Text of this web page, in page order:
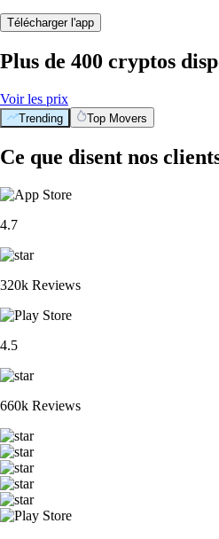
Télécharger l'app
Plus de 400 cryptos
Voir les prix
Trending Top Movers
Ce que disent nos
4.7
320k Reviews
4.5
660k Reviews